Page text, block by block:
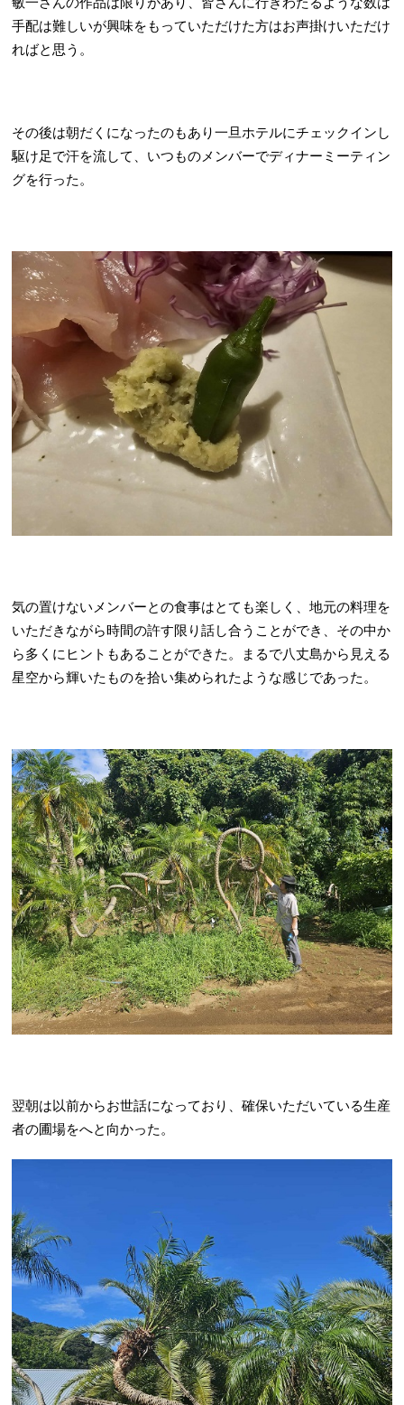
手配は難しいが興味をもっていただけた方はお声掛けいただけ
ればと思う。
その後は朝だくになったのもあり一旦ホテルにチェックインし
駆け足で汗を流して、いつものメンバーでディナーミーティン
グを行った。
気の置けないメンバーとの食事はとても楽しく、地元の料理を
いただきながら時間の許す限り話し合うことができ、その中か
ら多くにヒントもあることができた。まるで八丈島から見える
星空から輝いたものを拾い集められたような感じであった。
翌朝は以前からお世話になっており、確保いただいている生産
者の圃場をへと向かった。